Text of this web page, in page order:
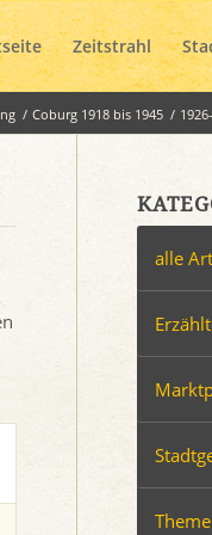
Zeitstrahl
/ Coburg 1918 bis 1945 /
alle